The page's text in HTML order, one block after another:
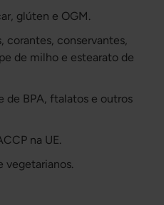
glúten e OGM.
corantes, conservantes,
de milho e estearato de
de BPA, ftalatos e outros
na UE.
vegetarianos.